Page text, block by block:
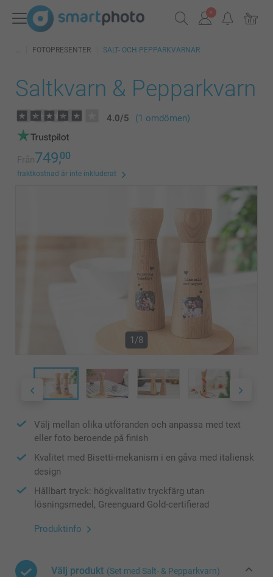
FOTOPRESENTER SALT- OCH PEPPARKVARNAR
Saltkvarn & Pepparkvarn
4.0/5 (1 omdömen)
Från749,00
fraktkostnad är inte inkluderat
1/8
Välj mellan olika utföranden och anpassa med text
eller foto beroende på finish
Kvalitet med Bisetti-mekanism i en gåva med italiensk
design
Hållbart tryck: högkvalitativ tryckfärg utan
lösningsmedel, Greenguard Gold-certifierad
Produktinfo
Välj produkt (Set med Salt- & Pepparkvarn)